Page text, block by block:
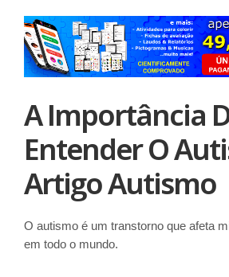
A Importância
Entender O
Artigo Autismo
O autismo é um transtorno que afeta
em todo o mundo.